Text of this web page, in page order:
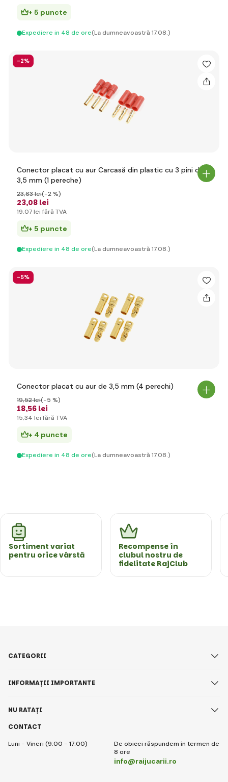
+ 5 puncte
Expediere in 48 de ore(La dumneavoastră 17.08.)
-2%
Conector placat cu aur Carcasă din plastic cu 3 pini de
3,5 mm (1 pereche)
23,08 lei
23,63 lei(-2 %)
19,07 lei fără TVA
+ 5 puncte
Expediere in 48 de ore(La dumneavoastră 17.08.)
-5%
Conector placat cu aur de 3,5 mm (4 perechi)
18,56 lei
19,52 lei(-5 %)
15,34 lei fără TVA
+ 4 puncte
Expediere in 48 de ore(La dumneavoastră 17.08.)
Sortiment variat
pentru orice vârstă
Recompense în
clubul nostru de
fidelitate RajClub
CONTACT
Luni - Vineri (9:00 - 17:00)
De obicei răspundem în termen de
8 ore
info@raijucarii.ro
CATEGORII
INFORMAȚII IMPORTANTE
NU RATAȚI